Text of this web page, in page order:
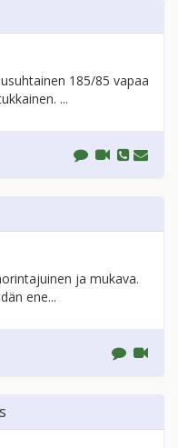
185/85 vapaa
...
ja mukava.
ene...